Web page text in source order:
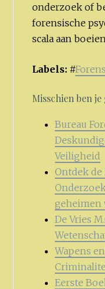
onderzoek of
forensische
scala aan
Labels: #
Misschien ben
Bureau
Veiligheid
Ontdek de
geheimen
De Vries
Wapens
Eerste